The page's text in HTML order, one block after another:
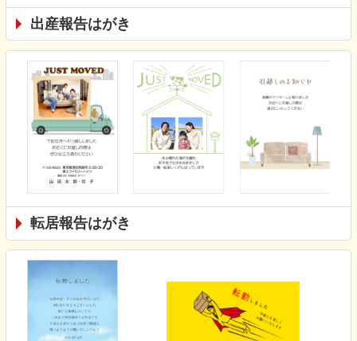
出産報告はがき
転居報告はがき